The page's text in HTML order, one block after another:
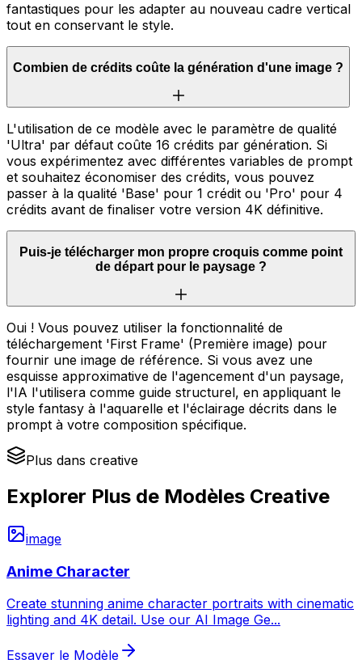
fantastiques pour les adapter au nouveau cadre vertical
tout en conservant le style.
Combien de crédits coûte la génération d'une image ?
L'utilisation de ce modèle avec le paramètre de qualité
'Ultra' par défaut coûte 16 crédits par génération. Si
vous expérimentez avec différentes variables de prompt
et souhaitez économiser des crédits, vous pouvez
passer à la qualité 'Base' pour 1 crédit ou 'Pro' pour 4
crédits avant de finaliser votre version 4K définitive.
Puis-je télécharger mon propre croquis comme point
de départ pour le paysage ?
Oui ! Vous pouvez utiliser la fonctionnalité de
téléchargement 'First Frame' (Première image) pour
fournir une image de référence. Si vous avez une
esquisse approximative de l'agencement d'un paysage,
l'IA l'utilisera comme guide structurel, en appliquant le
style fantasy à l'aquarelle et l'éclairage décrits dans le
prompt à votre composition spécifique.
Plus dans creative
Explorer Plus de Modèles Creative
image
Anime Character
Create stunning anime character portraits with cinematic
lighting and 4K detail. Use our AI Image Ge...
Essayer le Modèle